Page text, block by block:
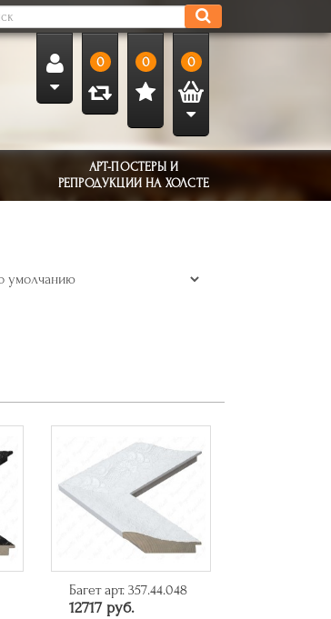
0 0 0
АРТ-ПОСТЕРЫ И
РЕПРОДУКЦИИ НА ХОЛСТЕ
Багет арт. 357.44.048
12717 руб.